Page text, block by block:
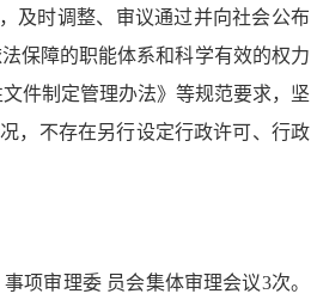
及时调整、审议通过并向社会公布
保障的职能体系和科学有效的权力
件制定管理办法》等规范要求，坚
，不存在另行设定行政许可、行政
项审理委 员会集体审理会议3次。